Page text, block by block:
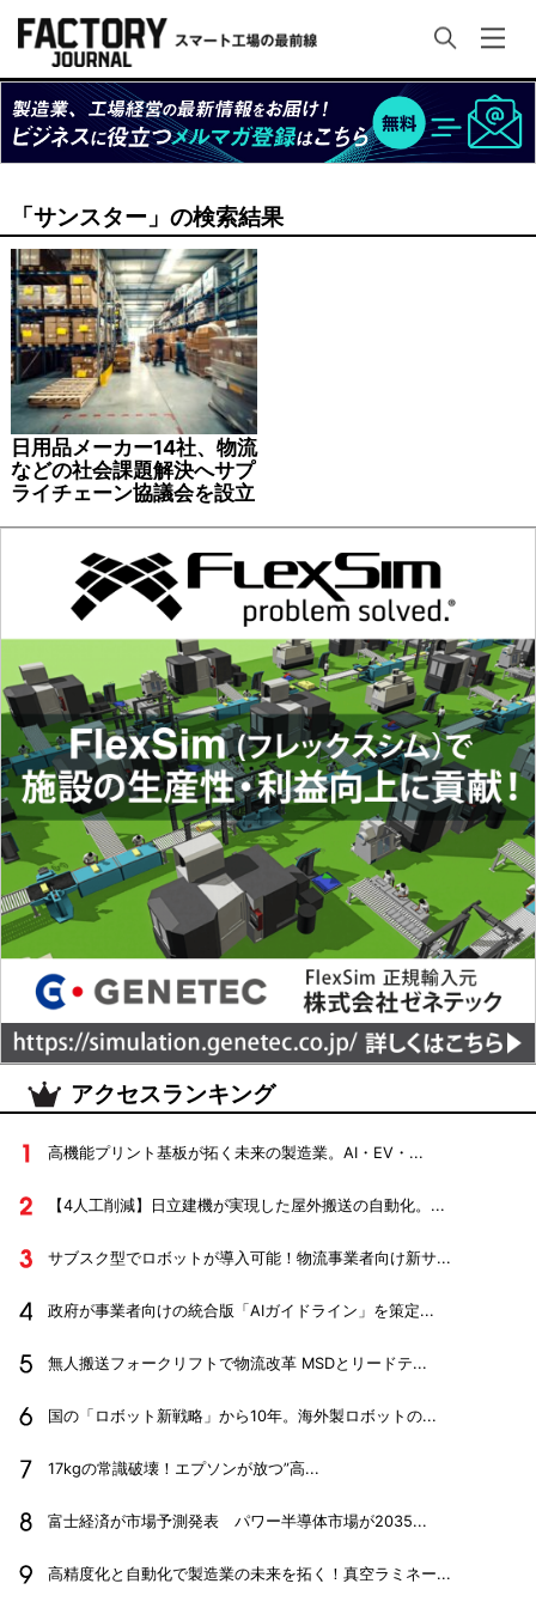
「サンスター」の検索結果
日用品メーカー14社、物流
などの社会課題解決へサプ
ライチェーン協議会を設立
アクセスランキング
高機能プリント基板が拓く未来の製造業。AI・EV・...
【4人工削減】日立建機が実現した屋外搬送の自動化。...
サブスク型でロボットが導入可能！物流事業者向け新サ...
政府が事業者向けの統合版「AIガイドライン」を策定...
無人搬送フォークリフトで物流改革 MSDとリードテ...
国の「ロボット新戦略」から10年。海外製ロボットの...
17kgの常識破壊！エプソンが放つ”高...
富士経済が市場予測発表 パワー半導体市場が2035...
高精度化と自動化で製造業の未来を拓く！真空ラミネー...